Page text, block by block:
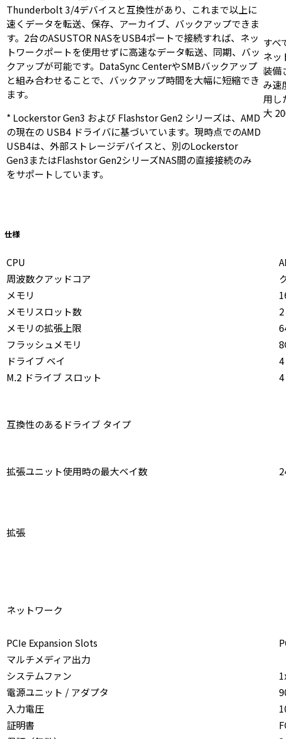
Thunderbolt 3/4デバイスと互換性があり、これまで以上に
速くデータを転送、保存、アーカイブ、バックアップできま
す。2台のASUSTOR NASをUSB4ポートで接続すれば、ネッ
トワークポートを使用せずに高速なデータ転送、同期、バッ
クアップが可能です。DataSync CenterやSMBバックアップ
と組み合わせることで、バックアップ時間を大幅に短縮でき
ます。
* Lockerstor Gen3 および Flashstor Gen2 シリーズは、AMD
の現在の USB4 ドライバに基づいています。現時点でのAMD
USB4は、外部ストレージデバイスと、別のLockerstor
Gen3またはFlashstor Gen2シリーズNAS間の直接接続のみ
をサポートしています。
すべ
ネッ
装備
み速
用し
大
仕様
CPU
周波数クアッドコア
メモリ
メモリスロット数
2
メモリの拡張上限
フラッシュメモリ
ドライブ ベイ
4
M.2 ドライブ スロット
4
互換性のあるドライブ タイプ
拡張ユニット使用時の最大ベイ数
拡張
ネットワーク
PCIe Expansion Slots
マルチメディア出力
システムファン
電源ユニット / アダプタ
入力電圧
証明書